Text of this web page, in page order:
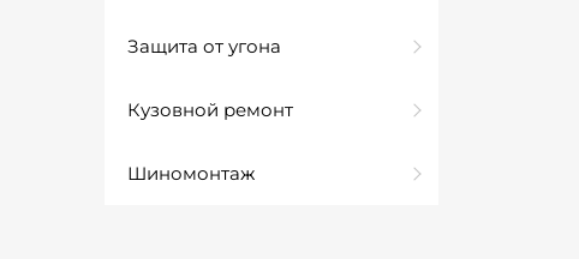
Защита от угона
Кузовной ремонт
Шиномонтаж